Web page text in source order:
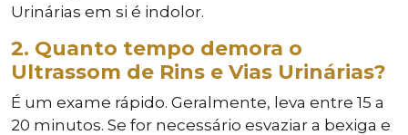
Urinárias em si é indolor.
2. Quanto tempo demora o
Ultrassom de Rins e Vias Urinárias?
É um exame rápido. Geralmente, leva entre 15 a
20 minutos. Se for necessário esvaziar a bexiga e